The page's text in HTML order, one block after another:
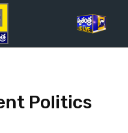
Politics